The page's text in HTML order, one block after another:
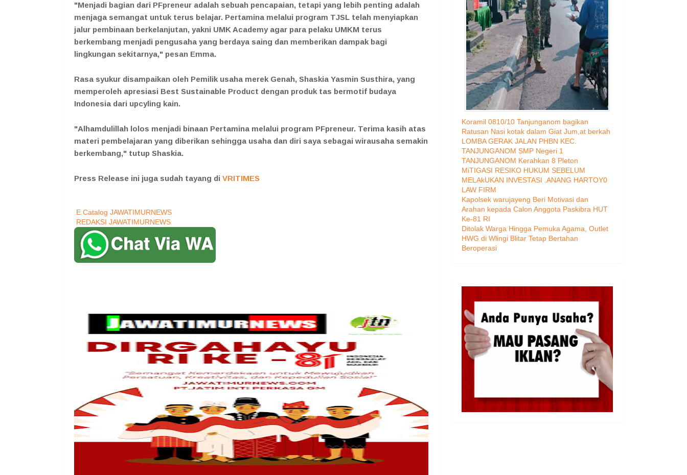
"Menjadi bagian dari PFpreneur adalah sebuah pencapaian, tetapi yang lebih penting adalah
menjaga semangat untuk terus belajar. Pertamina melalui program TJSL telah menyiapkan
jalur pembinaan berkelanjutan, yakni UMK Academy agar para pelaku UMKM terus
berkembang menjadi pengusaha yang berdaya saing dan memberikan dampak bagi
lingkungan sekitarnya," pesan Emma.
Rasa syukur disampaikan oleh Pemilik usaha merek Genah, Shaskia Yasmin Susthira, yang
memperoleh apresiasi Best Sustainable Product dengan produk tas bermotif budaya
Indonesia dari upcyling kain.
"Alhamdulillah lolos menjadi binaan Pertamina melalui program PFpreneur. Terima kasih atas
materi pembelajaran yang diberikan sehingga usaha dan diri saya sebagai wirausaha semakin
berkembang," tutup Shaskia.
Press Release ini juga sudah tayang di VRITIMES
E Catalog JAWATIMURNEWS
REDAKSI JAWATIMURNEWS
Koramil 0810/10 Tanjunganom bagikan
Ratusan Nasi kotak dalam Giat Jum,at berkah
LOMBA GERAK JALAN PHBN KEC.
TANJUNGANOM SMP Negeri 1
TANJUNGANOM Kerahkan 8 Pleton
MiTIGASI RESIKO HUKUM SEBELUM
MELAkUKAN INVESTASI .ANANG HARTOY0
LAW FIRM
Kapolsek warujayeng Beri Motivasi dan
Arahan kepada Calon Anggota Paskibra HUT
Ke-81 RI
Ditolak Warga Hingga Pemuka Agama, Outlet
HWG di Wlingi Blitar Tetap Bertahan
Beroperasi